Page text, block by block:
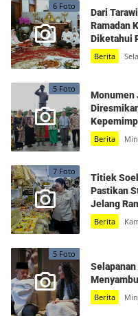
6 Foto
Dari
Ramadan
Diketahui
Berita
5 Foto
Monumen
Berita
7 Foto
Titiek
Pastikan
Jelang
Berita
5 Foto
Berita